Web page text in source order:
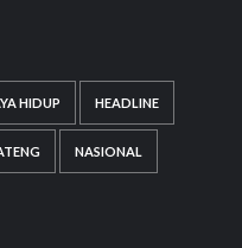
HIDUP HEADLINE
NASIONAL